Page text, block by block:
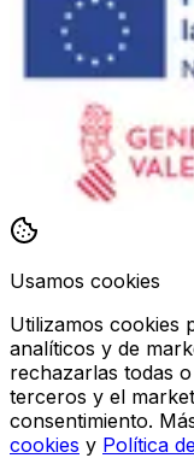
Usamos cookies
Utilizamos cookies
analíticos y de
rechazarlas todas
terceros y el
consentimiento.
cookies y Política